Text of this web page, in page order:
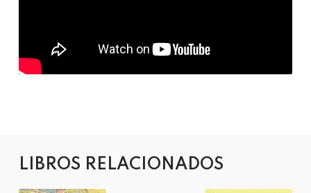
LIBROS RELACIONADOS